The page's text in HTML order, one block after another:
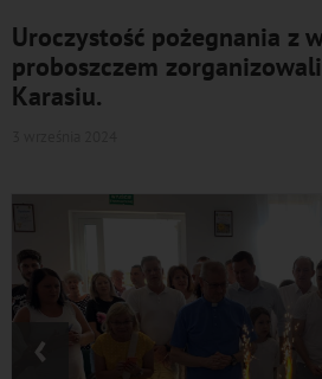
Uroczystość pożegnania z
proboszczem
Karasiu.
‹